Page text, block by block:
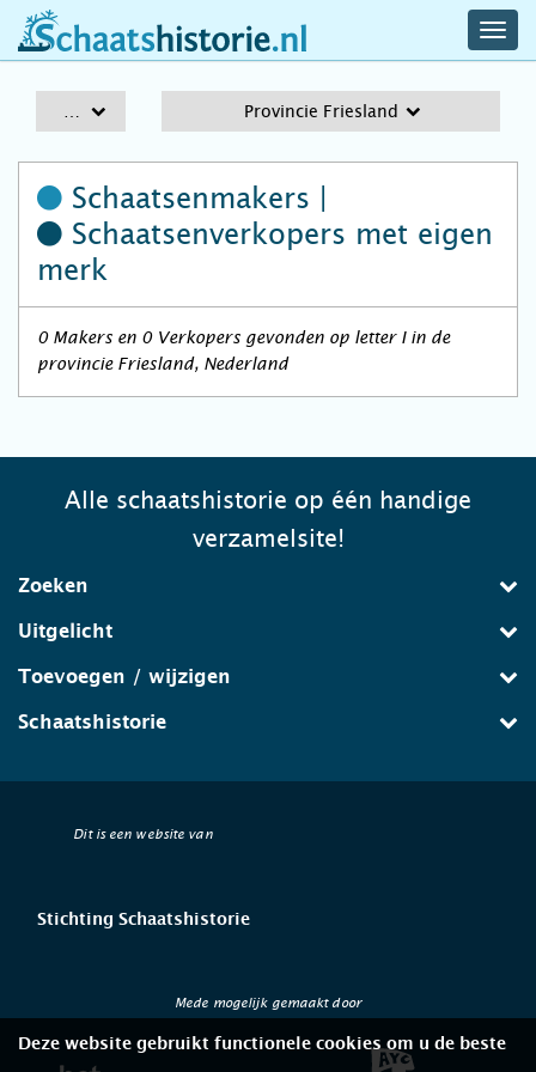
schaatshistorie.nl
Provincie Friesland
Schaatsenmakers |
Schaatsenverkopers met eigen
merk
0 Makers en 0 Verkopers gevonden op letter I in de
provincie Friesland, Nederland
Alle schaatshistorie op één handige
verzamelsite!
Zoeken
Uitgelicht
Toevoegen / wijzigen
Schaatshistorie
Dit is een website van
Stichting Schaatshistorie
Mede mogelijk gemaakt door
Deze website gebruikt functionele cookies om u de beste